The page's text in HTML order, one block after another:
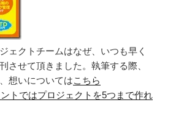
ェクトチームはなぜ、いつも早く
させて頂きました。執筆する際、
想いについてはこちら
トではプロジェクトを5つまで作れ